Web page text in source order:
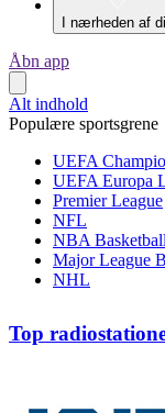
I nærheden af
Åbn app
Alt indhold
Populære sportsgrene
UEFA
UEFA Europa
Premier League
NFL
NBA Basketball
Major League
NHL
Top